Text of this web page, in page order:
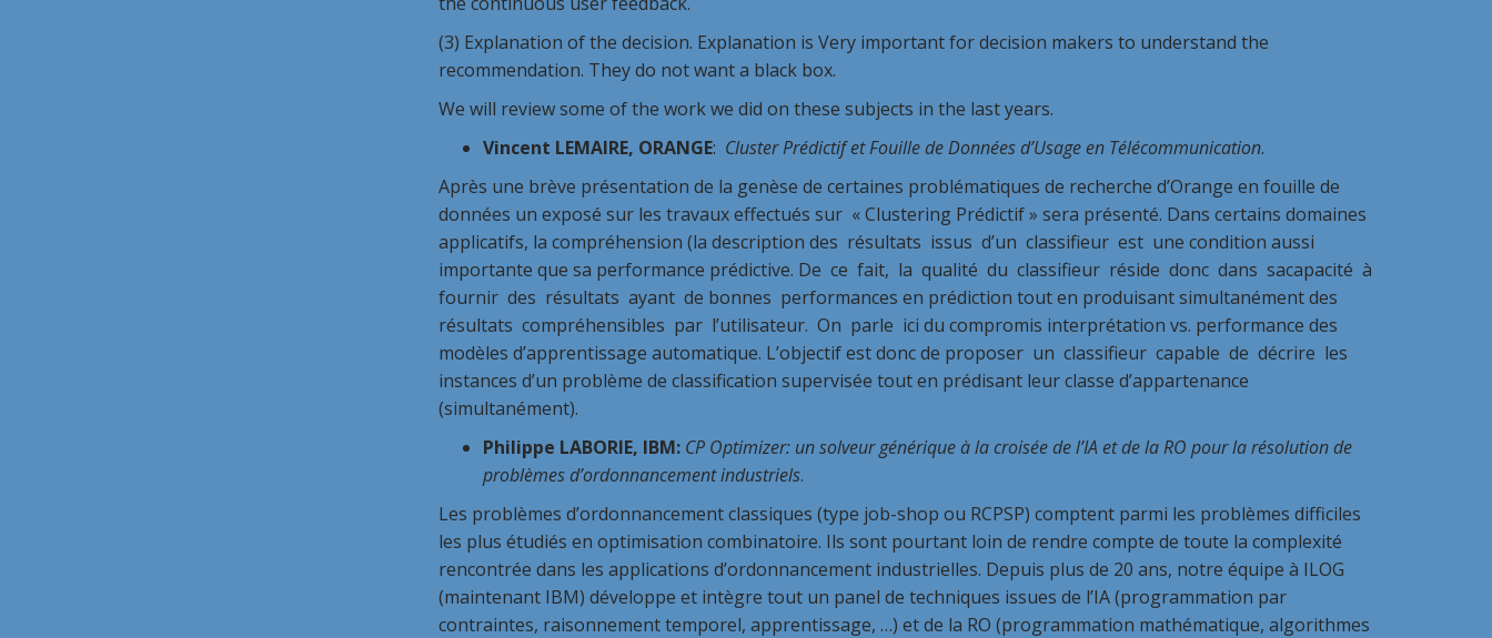
(3) Explanation of the decision. Explanation is Very important for decision makers to understand the
recommendation. They do not want a black box.
We will review some of the work we did on these subjects in the last years.
Vincent LEMAIRE, ORANGE: Cluster Prédictif et Fouille de Données d’Usage en Télécommunication.
Après une brève présentation de la genèse de certaines problématiques de recherche d’Orange en fouille de
données un exposé sur les travaux effectués sur « Clustering Prédictif » sera présenté. Dans certains domaines
applicatifs, la compréhension (la description des résultats issus d’un classifieur est une condition aussi
importante que sa performance prédictive. De ce fait, la qualité du classifieur réside donc dans sacapacité à
fournir des résultats ayant de bonnes performances en prédiction tout en produisant simultanément des
résultats compréhensibles par l’utilisateur. On parle ici du compromis interprétation vs. performance des
modèles d’apprentissage automatique. L’objectif est donc de proposer un classifieur capable de décrire les
instances d’un problème de classification supervisée tout en prédisant leur classe d’appartenance
(simultanément).
Philippe LABORIE, IBM: CP Optimizer: un solveur générique à la croisée de l’IA et de la RO pour la résolution de
problèmes d’ordonnancement industriels.
Les problèmes d’ordonnancement classiques (type job-shop ou RCPSP) comptent parmi les problèmes difficiles
les plus étudiés en optimisation combinatoire. Ils sont pourtant loin de rendre compte de toute la complexité
rencontrée dans les applications d’ordonnancement industrielles. Depuis plus de 20 ans, notre équipe à ILOG
(maintenant IBM) développe et intègre tout un panel de techniques issues de l’IA (programmation par
contraintes, raisonnement temporel, apprentissage, …) et de la RO (programmation mathématique, algorithmes